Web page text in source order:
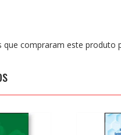
que compraram este produto